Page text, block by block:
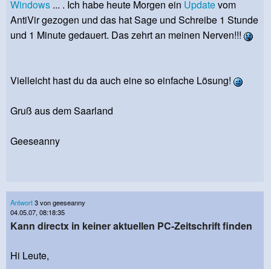
Windows ... . Ich habe heute Morgen ein Updatevom
AntiVir gezogen und das hat Sage und Schreibe 1 Stunde
und 1 Minute gedauert. Das zehrt an meinen Nerven!!!
Vielleicht hast du da auch eine so einfache Lösung!
Gruß aus dem Saarland
Geeseanny
Antwort3 von geeseanny
04.05.07, 08:18:35
Kann directx in keiner aktuellen PC-Zeitschrift finden
Hi Leute,